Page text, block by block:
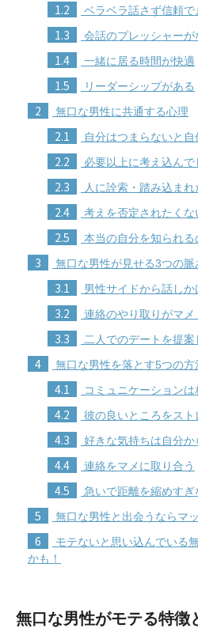
1.2 ベラベラ話さず信頼で
1.3 会話のプレッシャーが
1.4 一緒に居る時間が快適
1.5 リーダーシップがある
2 無口な男性に共通する心理
2.1 自分はつまらないと自
2.2 必要以上に考え込んで
2.3 人に詮索・踏み込まれ
2.4 考えを否定されたくな
2.5 本当の自分を知られる
3 無口な男性が見せる3つの脈
3.1 男性サイドから話しか
3.2 連絡のやり取りがマメ
3.3 二人でのデートを提案
4 無口な男性を落とす5つの方
4.1 コミュニケーション
4.2 彼の良いところをスト
4.3 好きな気持ちは自分か
4.4 連絡をマメに取り合う
4.5 急いで距離を縮めすぎ
5 無口な男性と出会うならマ
6
モテないと思い込んでいる
かも！
無口な男性がモテる特徴